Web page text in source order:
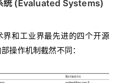
统 (Evaluated Systems)
和工业界最先进的四个开源
操作机制截然不同：